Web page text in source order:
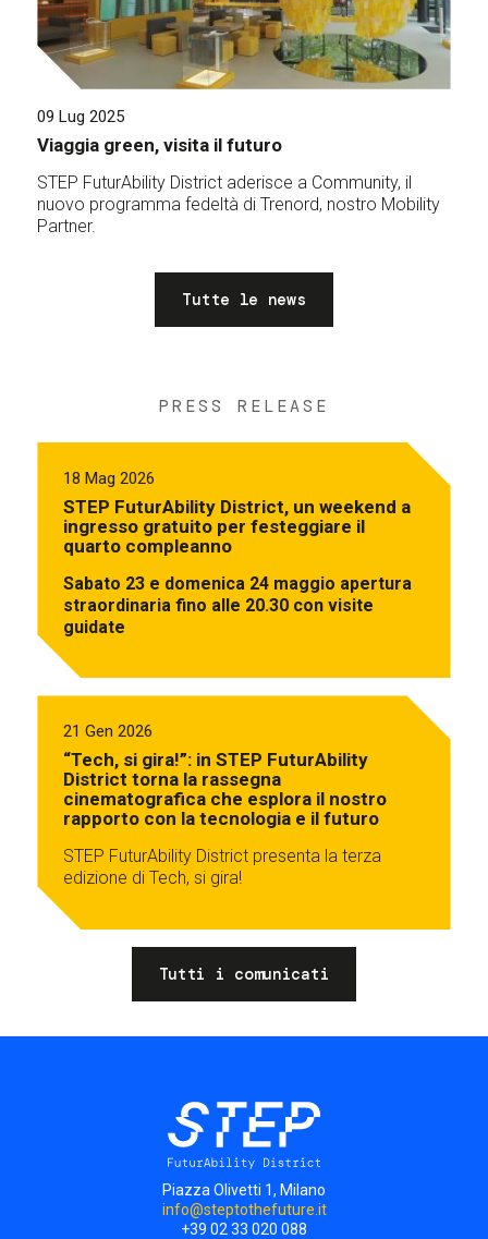
09 Lug 2025
Viaggia green, visita il futuro
STEP FuturAbility District aderisce a Community, il
nuovo programma fedeltà di Trenord, nostro Mobility
Partner.
Tutte le news
PRESS RELEASE
18 Mag 2026
STEP FuturAbility District, un weekend a
ingresso gratuito per festeggiare il
quarto compleanno
Sabato 23 e domenica 24 maggio apertura
straordinaria fino alle 20.30 con visite
guidate
21 Gen 2026
“Tech, si gira!”: in STEP FuturAbility
District torna la rassegna
cinematografica che esplora il nostro
rapporto con la tecnologia e il futuro
STEP FuturAbility District presenta la terza
edizione di Tech, si gira!
Tutti i comunicati
Piazza Olivetti 1, Milano
info@steptothefuture.it
+39 02 33 020 088